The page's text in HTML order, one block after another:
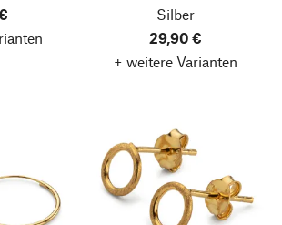
Silber
29,90 €
+ weitere Varianten